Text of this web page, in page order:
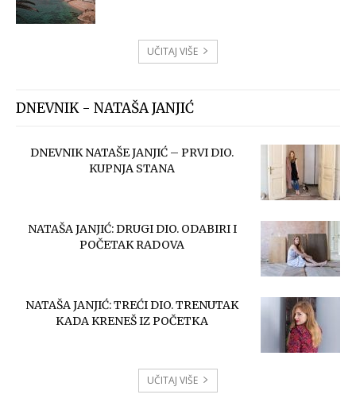
UČITAJ VIŠE
DNEVNIK - NATAŠA JANJIĆ
DNEVNIK NATAŠE JANJIĆ – PRVI DIO.
KUPNJA STANA
NATAŠA JANJIĆ: DRUGI DIO. ODABIRI I
POČETAK RADOVA
NATAŠA JANJIĆ: TREĆI DIO. TRENUTAK
KADA KRENEŠ IZ POČETKA
UČITAJ VIŠE